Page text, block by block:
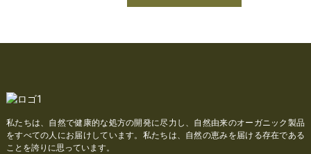
私たちは、自然で健康的な処方の開発に尽力し、自然由来のオーガニック製品
をすべての人にお届けしています。私たちは、自然の恵みを届ける存在である
ことを誇りに思っています。